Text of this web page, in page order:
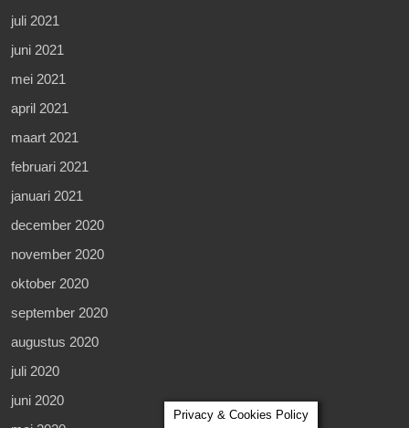
juli 2021
juni 2021
mei 2021
april 2021
maart 2021
februari 2021
januari 2021
december 2020
november 2020
oktober 2020
september 2020
augustus 2020
juli 2020
juni 2020
Privacy & Cookies Policy